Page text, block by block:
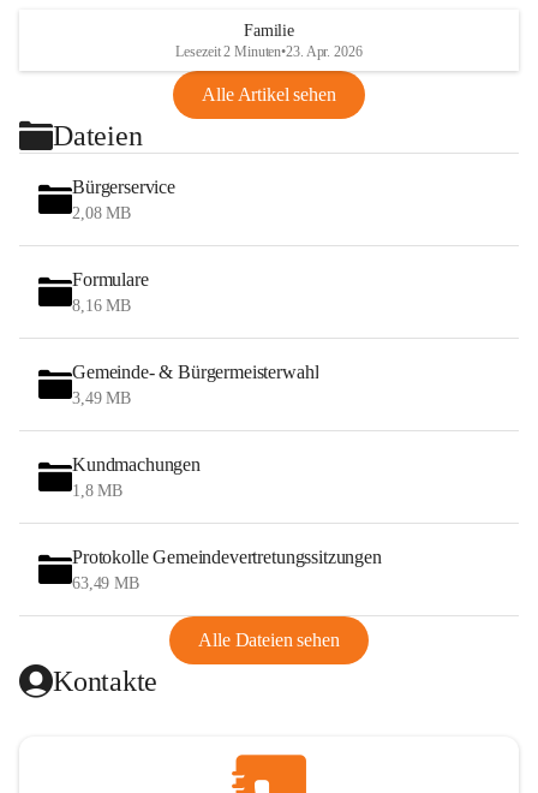
Familie
Lesezeit 2 Minuten•23. Apr. 2026
Alle Artikel sehen
Dateien
Bürgerservice
2,08 MB
Formulare
8,16 MB
Gemeinde- & Bürgermeisterwahl
3,49 MB
Kundmachungen
1,8 MB
Protokolle Gemeindevertretungssitzungen
63,49 MB
Alle Dateien sehen
Kontakte